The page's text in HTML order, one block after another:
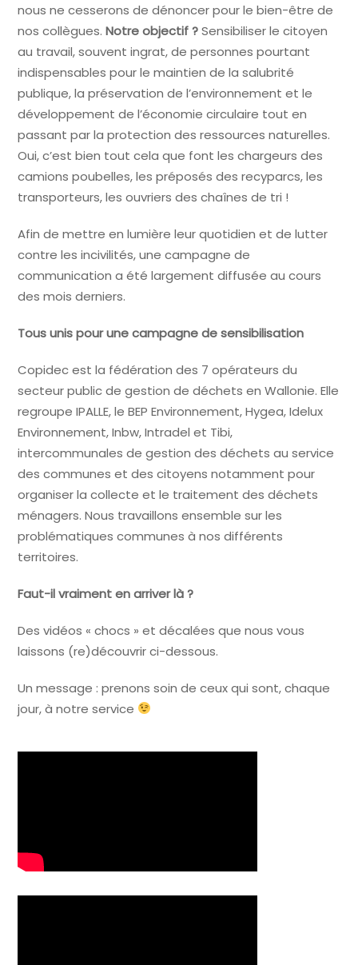
nous ne cesserons de dénoncer pour le bien-être de
nos collègues.Notre objectif ?Sensibiliser le citoyen
au travail, souvent ingrat, de personnes pourtant
indispensables pour le maintien de la salubrité
publique, la préservation de l’environnement et le
développement de l’économie circulaire tout en
passant par la protection des ressources naturelles.
Oui, c’est bien tout cela que font les chargeurs des
camions poubelles, les préposés des recyparcs, les
transporteurs, les ouvriers des chaînes de tri !
Afin de mettre en lumière leur quotidien et de lutter
contre les incivilités, une campagne de
communication a été largement diffusée au cours
des mois derniers.
Tous unis pour une campagne de sensibilisation
Copidec est la fédération des 7 opérateurs du
secteur public de gestion de déchets en Wallonie. Elle
regroupe IPALLE, le BEP Environnement, Hygea, Idelux
Environnement, Inbw, Intradel et Tibi,
intercommunales de gestion des déchets au service
des communes et des citoyens notamment pour
organiser la collecte et le traitement des déchets
ménagers. Nous travaillons ensemble sur les
problématiques communes à nos différents
territoires.
Faut-il vraiment en arriver là ?
Des vidéos « chocs » et décalées que nous vous
laissons (re)découvrir ci-dessous.
Un message : prenons soin de ceux qui sont, chaque
jour, à notre service